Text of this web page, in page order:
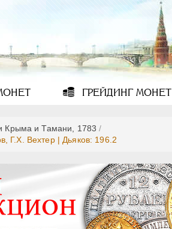
ГРЕЙДИНГМОНЕТ
Крыма и Тамани, 1783 /
Г.Х. Вехтер | Дьяков: 196.2